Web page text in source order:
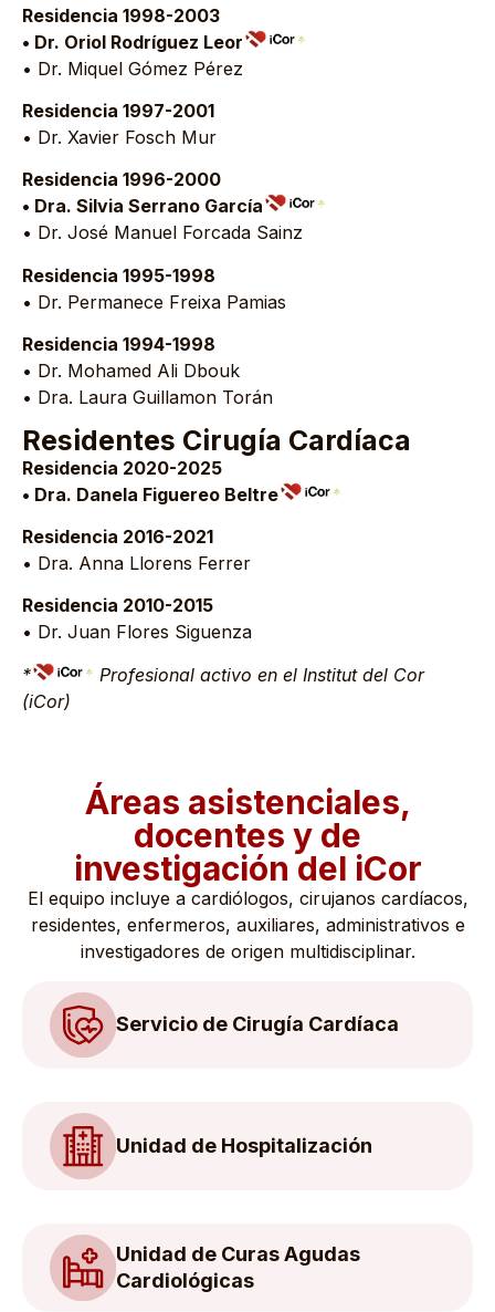
Residencia 1998-2003
• Dr. Oriol Rodríguez Leor
• Dr. Miquel Gómez Pérez
Residencia 1997-2001
• Dr. Xavier Fosch Mur
Residencia 1996-2000
• Dra. Silvia Serrano García
• Dr. José Manuel Forcada Sainz
Residencia 1995-1998
• Dr. Permanece Freixa Pamias
Residencia 1994-1998
• Dr. Mohamed Ali Dbouk
• Dra. Laura Guillamon Torán
Residentes Cirugía Cardíaca
Residencia 2020-2025
• Dra. Danela Figuereo Beltre
Residencia 2016-2021
• Dra. Anna Llorens Ferrer
Residencia 2010-2015
• Dr. Juan Flores Siguenza
*
Profesional activo en el Institut del Cor
(iCor)
Áreas asistenciales,
docentes y de
investigación del iCor
El equipo incluye a cardiólogos, cirujanos cardíacos,
residentes, enfermeros, auxiliares, administrativos e
investigadores de origen multidisciplinar.
Servicio de Cirugía Cardíaca
Unidad de Hospitalización
Unidad de Curas Agudas
Cardiológicas